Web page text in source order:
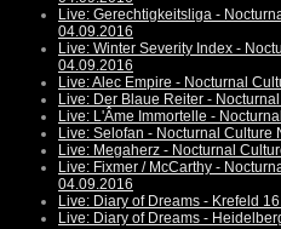
Live: Gerechtigkeitsliga -
04.09.2016
Live: Winter Severity Index -
04.09.2016
Live: Alec Empire - Nocturnal
Live: Der Blaue Reiter -
Live: L'Âme Immortelle -
Live: Selofan - Nocturnal Culture
Live: Megaherz - Nocturnal
Live: Fixmer / McCarthy -
04.09.2016
Live: Diary of Dreams - Krefeld
Live: Diary of Dreams -